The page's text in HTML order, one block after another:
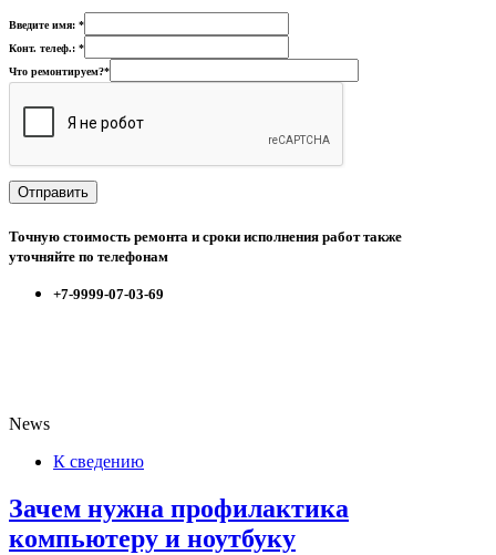
Введите имя: *
Конт. телеф.: *
Что ремонтируем?*
Точную стоимость ремонта и сроки исполнения работ также
уточняйте по телефонам
+7-9999-07-03-69
News
К сведению
Зачем нужна профилактика
компьютеру и ноутбуку